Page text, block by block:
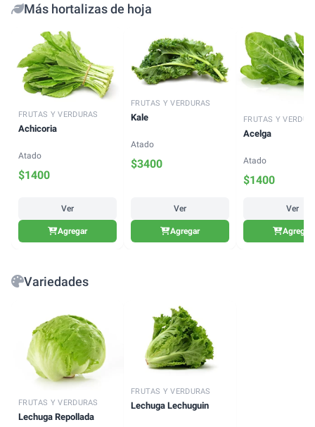
Más hortalizas de hoja
FRUTAS Y VERDURAS
Achicoria
Atado
$1400
Ver
Agregar
FRUTAS Y VERDURAS
Kale
Atado
$3400
Ver
Agregar
FRUTAS Y
Acelga
Atado
$1400
Ver
Agregar
Variedades
FRUTAS Y VERDURAS
Lechuga Repollada
FRUTAS Y VERDURAS
Lechuga Lechuguin